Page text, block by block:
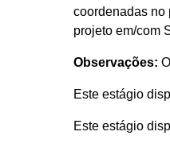
coordenadas no
projeto em/com
Observações:
Este estágio
Este estágio